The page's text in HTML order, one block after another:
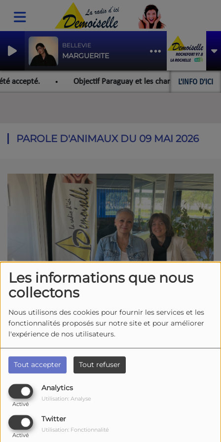
Les informations que nous
collectons
Nous utilisons des cookies pour fournir les services et les
fonctionnalités proposés sur notre site et pour améliorer
l'expérience de nos utilisateurs.
Tout accepter Tout refuser
Analytics
Activé
Utilisation: Analyse
Twitter
Activé
Utilisation: Fonctionnalité
BELLEVIE
MARGUERITE
L'INFO D'ICI
accepté. Objectif Paraguay et les championnats du
PAROLE D'ANIMAUX DU 09 MAI 2026
2886 vues
Dans cette émission deParole d’animaux
Rachelle recevaitAgnès, représentante de la
Brigade de Protection Animale
les missions de cette association engagée dans
maltraitance, interventions sur le terrain,
sauvetages et sensibilisation du public : elle a